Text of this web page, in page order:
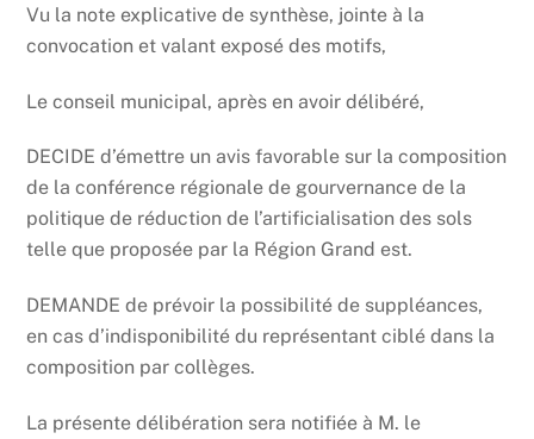
Vu la note explicative de synthèse, jointe à la
convocation et valant exposé des motifs,
Le conseil municipal, après en avoir délibéré,
DECIDE d’émettre un avis favorable sur la composition
de la conférence régionale de gourvernance de la
politique de réduction de l’artificialisation des sols
telle que proposée par la Région Grand est.
DEMANDE de prévoir la possibilité de suppléances,
en cas d’indisponibilité du représentant ciblé dans la
composition par collèges.
La présente délibération sera notifiée à M. le